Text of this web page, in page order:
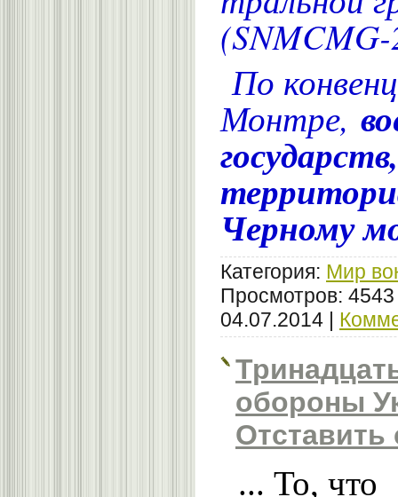
По
Монтре,
Черному
Категория: Мир
Просмотров:
04.07.2014
обороны
Отставить
... То, что